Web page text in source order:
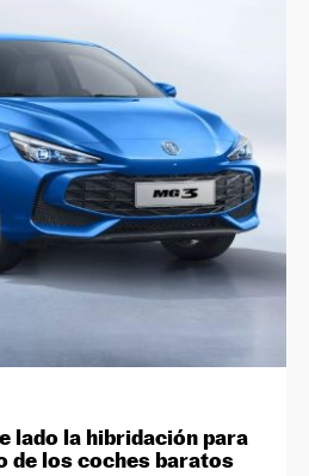
lado la hibridación para
de los coches baratos